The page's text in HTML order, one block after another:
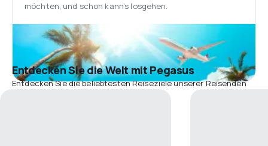
möchten, und schon kann’s losgehen.
Entdecken Sie die Welt mit Pegasus
Entdecken Sie die beliebtesten Reiseziele unserer Reisenden